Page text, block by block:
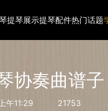
提琴展示提琴配件热门话题
协奏曲谱子
午11:29 21753